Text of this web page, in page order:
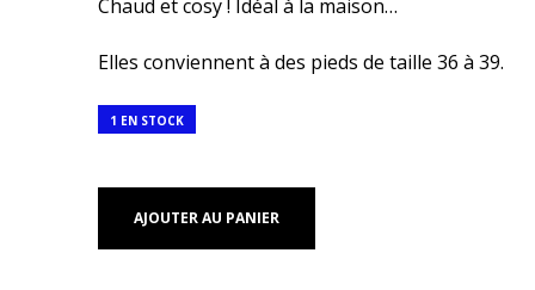
Chaud et cosy ! Idéal à la maison…
Elles conviennent à des pieds de taille 36 à 39.
1 EN STOCK
AJOUTER AU PANIER